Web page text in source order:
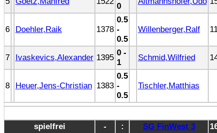
0
6 Doehler,Raik 1378
0.5
-
0.5
Willenberger,Ralf
7 Ivaskevics,Alexander 1395
0 -
1
Schmid,Wilfried
8 Heuer,Jens-Christian 1383
0.5
-
0.5
Tischler,Matthias
spielfrei - : SG FinWest 3